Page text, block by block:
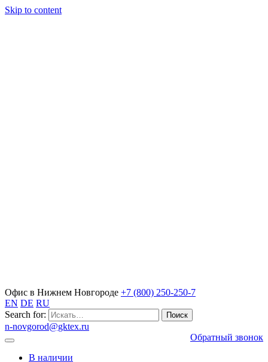
Skip to content
Офис в Нижнем Новгороде +7 (800) 250-250-7
EN DE RU
Search for:
n-novgorod@gktex.ru
Обратный звонок
В наличии